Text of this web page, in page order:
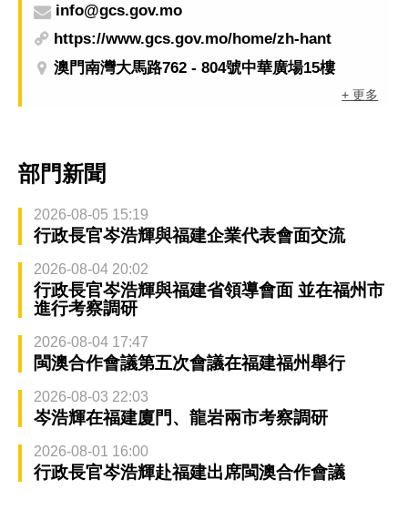
info@gcs.gov.mo
https://www.gcs.gov.mo/home/zh-hant
澳門南灣大馬路762 - 804號中華廣場15樓
+ 更多
部門新聞
2026-08-05 15:19
行政長官岑浩輝與福建企業代表會面交流
2026-08-04 20:02
行政長官岑浩輝與福建省領導會面 並在福州市
進行考察調研
2026-08-04 17:47
閩澳合作會議第五次會議在福建福州舉行
2026-08-03 22:03
岑浩輝在福建廈門、龍岩兩市考察調研
2026-08-01 16:00
行政長官岑浩輝赴福建出席閩澳合作會議